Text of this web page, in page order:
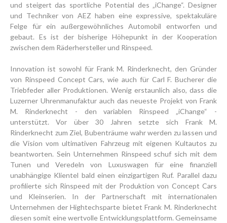
und steigert das sportliche Potential des „iChange“. Designer
und Techniker von AEZ haben eine expressive, spektakuläre
Felge für ein außergewöhnliches Automobil entworfen und
gebaut. Es ist der bisherige Höhepunkt in der Kooperation
zwischen dem Räderhersteller und Rinspeed.
Innovation ist sowohl für Frank M. Rinderknecht, den Gründer
von Rinspeed Concept Cars, wie auch für Carl F. Bucherer die
Triebfeder aller Produktionen. Wenig erstaunlich also, dass die
Luzerner Uhrenmanufaktur auch das neueste Projekt von Frank
M. Rinderknecht - den variablen Rinspeed „iChange“ -
unterstützt. Vor über 30 Jahren setzte sich Frank M.
Rinderknecht zum Ziel, Bubenträume wahr werden zu lassen und
die Vision vom ultimativen Fahrzeug mit eigenen Kultautos zu
beantworten. Sein Unternehmen Rinspeed schuf sich mit dem
Tunen und Veredeln von Luxuswagen für eine finanziell
unabhängige Klientel bald einen einzigartigen Ruf. Parallel dazu
profilierte sich Rinspeed mit der Produktion von Concept Cars
und Kleinserien. In der Partnerschaft mit internationalen
Unternehmen der Hightechsparte bietet Frank M. Rinderknecht
diesen somit eine wertvolle Entwicklungsplattform. Gemeinsame